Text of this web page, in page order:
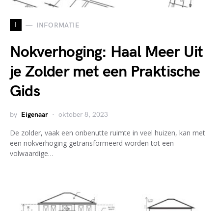
I INFORMATIE
Nokverhoging: Haal Meer Uit
je Zolder met een Praktische
Gids
by Eigenaar oktober 8, 2023
De zolder, vaak een onbenutte ruimte in veel huizen, kan met
een nokverhoging getransformeerd worden tot een
volwaardige…